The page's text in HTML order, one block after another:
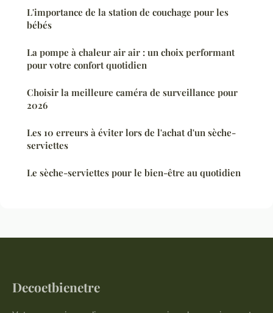
L'importance de la station de couchage pour les
bébés
La pompe à chaleur air air : un choix performant
pour votre confort quotidien
Choisir la meilleure caméra de surveillance pour
2026
Les 10 erreurs à éviter lors de l'achat d'un sèche-
serviettes
Le sèche-serviettes pour le bien-être au quotidien
Decoetbienetre